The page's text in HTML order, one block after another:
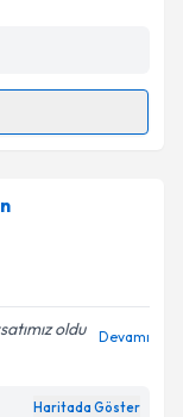
takvimi
almanız
ile
oldu
Devamı
Haritada Göster